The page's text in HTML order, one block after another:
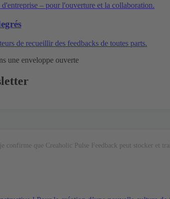
– pour l'ouverture et la collaboration.
de recueillir des feedbacks de toutes parts.